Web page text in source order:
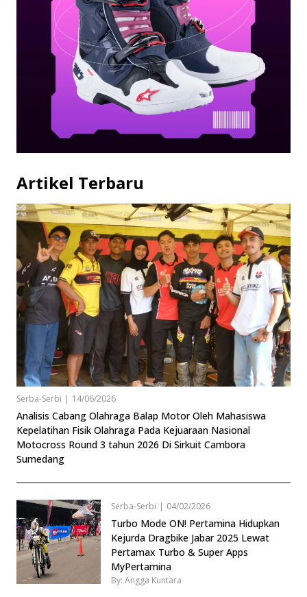
Artikel Terbaru
Serba-Serbi | 14/06/2026
Analisis Cabang Olahraga Balap Motor Oleh Mahasiswa
Kepelatihan Fisik Olahraga Pada Kejuaraan Nasional
Motocross Round 3 tahun 2026 Di Sirkuit Cambora
Sumedang
Serba-Serbi | 04/02/2026
Turbo Mode ON! Pertamina Hidupkan
Kejurda Dragbike Jabar 2025 Lewat
Pertamax Turbo & Super Apps
MyPertamina
By: Angga Kuntara